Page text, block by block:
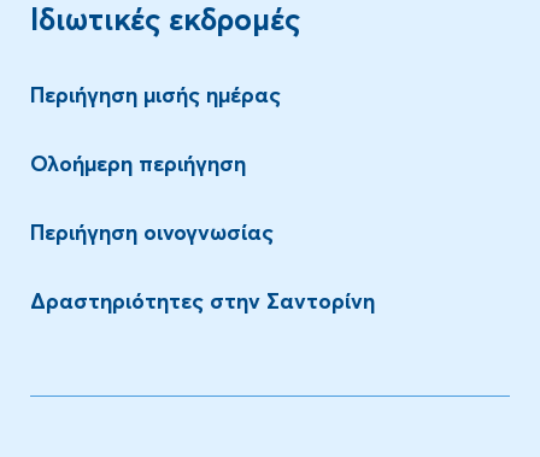
Ιδιωτικές εκδρομές
Περιήγηση μισής ημέρας
Ολοήμερη περιήγηση
Περιήγηση οινογνωσίας
Δραστηριότητες στην Σαντορίνη